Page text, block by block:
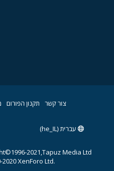
צור קשר תקנון הפורום
עברית (he_IL)
2021,Tapuz Media Ltd.
XenForo Ltd.